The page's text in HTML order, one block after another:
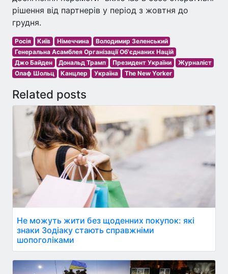
рішення від партнерів у період з жовтня до
грудня.
Росія Київ Німеччина
Володимир Зеленський
Генеральна Асамблея Організації Об'єднаних Націй
Джо Байден
Дональд Трамп Президент України
Журналіст
Олаф Шольц
Канцлер Україна The New Yorker
Related posts
Не можуть жити без щоденних покупок: які
знаки Зодіаку стають справжніми
шопоголіками